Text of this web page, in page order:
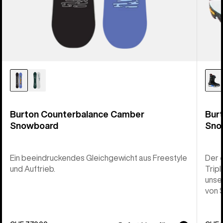
Burton Counterbalance Camber
Snowboard
Ein beeindruckendes Gleichgewicht aus Freestyle
und Auftrieb.
Der
von